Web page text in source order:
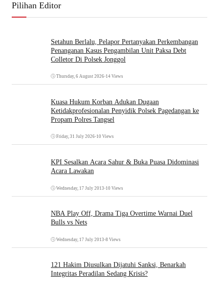
Pilihan Editor
Setahun Berlalu, Pelapor Pertanyakan Perkembangan
Penanganan Kasus Pengambilan Unit Paksa Debt
Colletor Di Polsek Jonggol
Thursday, 6 August 2026•14 Views
Kuasa Hukum Korban Adukan Dugaan
Ketidakprofesionalan Penyidik Polsek Pagedangan ke
Propam Polres Tangsel
Friday, 31 July 2026•10 Views
KPI Sesalkan Acara Sahur & Buka Puasa Didominasi
Acara Lawakan
Wednesday, 17 July 2013 •10 Views
NBA Play Off, Drama Tiga Overtime Warnai Duel
Bulls vs Nets
Wednesday, 17 July 2013 •8 Views
121 Hakim Diusulkan Dijatuhi Sanksi, Benarkah
Integritas Peradilan Sedang Krisis?